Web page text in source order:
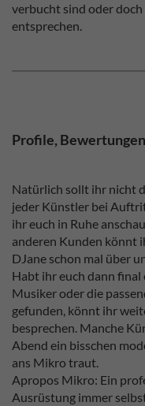
verbucht sind oder
entsprechen.
Profile,
Natürlich sollt ihr nicht
jeder Künstler bei
ihr euch in Ruhe
anderen Kunden könnt
DJane schon mal über
Habt ihr euch dann final
Musiker oder die
gefunden, könnt ihr
besprechen. Manche
Abend ein bisschen
ans Mikro traut.
Apropos Mikro: Ein
Ausrüstung immer